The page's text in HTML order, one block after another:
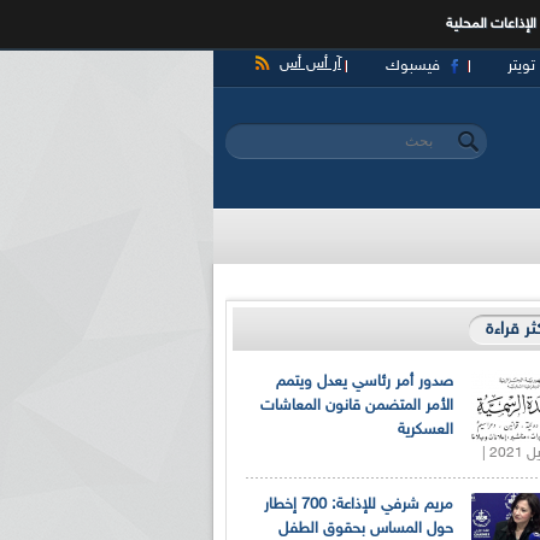
الإذاعات المحلية
آر أس أس فيسبوك تويتر
استمارة البحث
‏بحث ‏
قراءة
صدور أمر رئاسي يعدل ويتمم
الأمر المتضمن قانون المعاشات
العسكرية
مريم شرفي للإذاعة: 700 إخطار
حول المساس بحقوق الطفل